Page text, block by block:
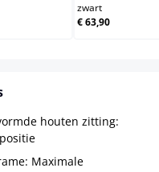
zwart
€ 63,90
houten zitting:
Maximale